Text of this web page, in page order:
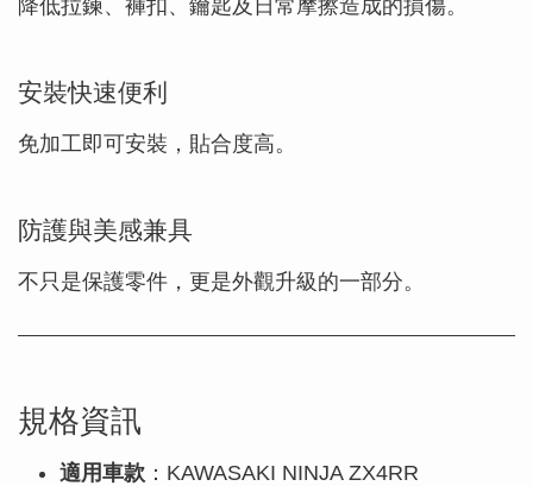
降低拉鍊、褲扣、鑰匙及日常摩擦造成的損傷。
安裝快速便利
免加工即可安裝，貼合度高。
防護與美感兼具
不只是保護零件，更是外觀升級的一部分。
規格資訊
適用車款 ：KAWASAKI NINJA ZX4RR